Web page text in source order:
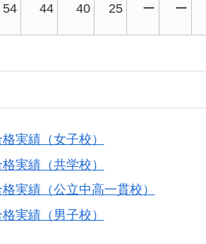
54 44 40 25 ー ー
実績（女子校）
実績（共学校）
実績（公立中高一貫校）
実績（男子校）